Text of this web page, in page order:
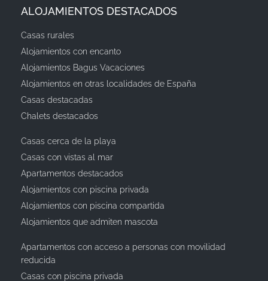
ALOJAMIENTOS DESTACADOS
Casas rurales
Alojamientos con encanto
Alojamientos Bagus Vacaciones
Alojamientos en otras localidades de España
Casas destacadas
Chalets destacados
Casas cerca de la playa
Casas con vistas al mar
Apartamentos destacados
Alojamientos con piscina privada
Alojamientos con piscina compartida
Alojamientos que admiten mascota
Apartamentos con acceso a personas con movilidad
reducida
Casas con piscina privada